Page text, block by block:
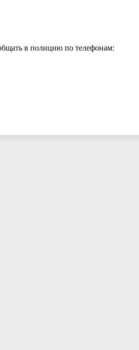
в полицию по телефонам: